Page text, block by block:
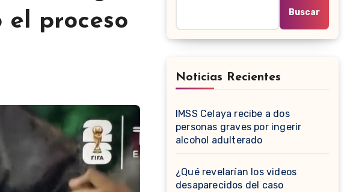
el proceso
Buscar
Noticias Recientes
IMSS Celaya recibe a dos
personas graves por ingerir
alcohol adulterado
¿Qué revelarían los videos
desaparecidos del caso